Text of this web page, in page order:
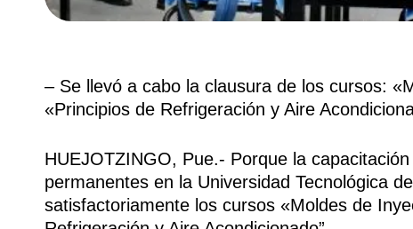
– Se llevó a cabo la clausura de los cursos:
«Principios de Refrigeración y Aire
HUEJOTZINGO, Pue.- Porque la
permanentes en la Universidad Tecnológica
satisfactoriamente los cursos «Moldes de